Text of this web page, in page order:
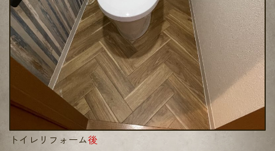
トイレリフォーム後